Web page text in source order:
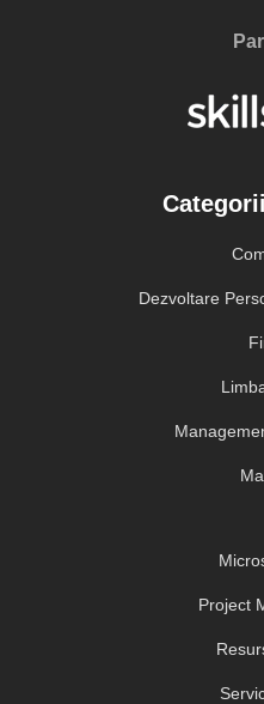
Dezvoltare
Project